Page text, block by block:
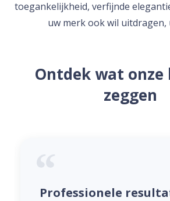
toegankelijkheid, verfijnde
uw merk ook wil uitdragen,
Ontdek wat
zeggen
Professionele